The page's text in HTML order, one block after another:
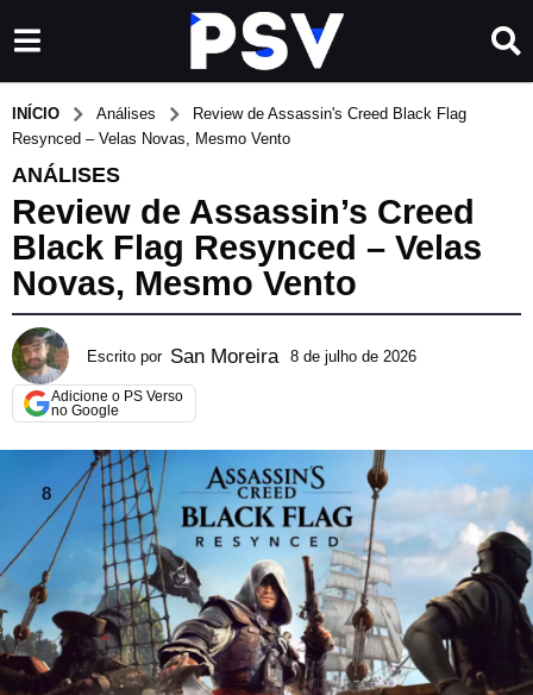
INÍCIO Análises
Review de Assassin's Creed Black Flag
Resynced – Velas Novas, Mesmo Vento
ANÁLISES
Review de Assassin’s Creed
Black Flag Resynced – Velas
Novas, Mesmo Vento
Escrito por San Moreira 8 de julho de 2026
u
h
d
e
2
2
6
Adicione o PS Verso
no Google
8